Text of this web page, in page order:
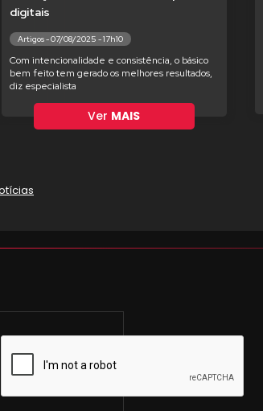
digitais
Artigos - 07/08/2025 - 17h10
Com intencionalidade e consistência, o básico
bem feito tem gerado os melhores resultados,
diz especialista
Ver MAIS